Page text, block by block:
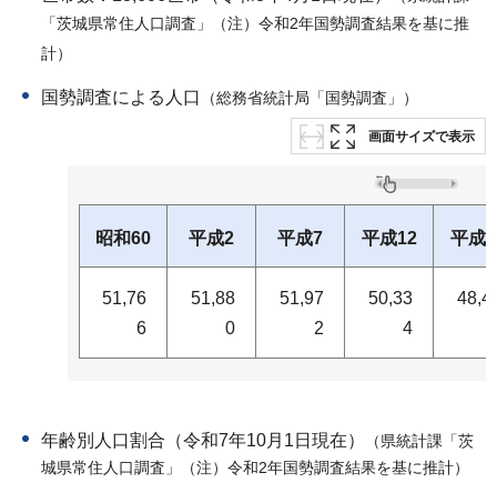
「茨城県常住人口調査」（注）令和2年国勢調査結果を基に推
計）
国勢調査による人口 （総務省統計局「国勢調査」）
画面サイズで表示
昭和60 平成2 平成7 平成12 平成
51,76
6
51,88
0
51,97
2
50,33
4
年齢別人口割合（令和7年10月1日現在）
（県統計課「茨
城県常住人口調査」（注）令和2年国勢調査結果を基に推計）